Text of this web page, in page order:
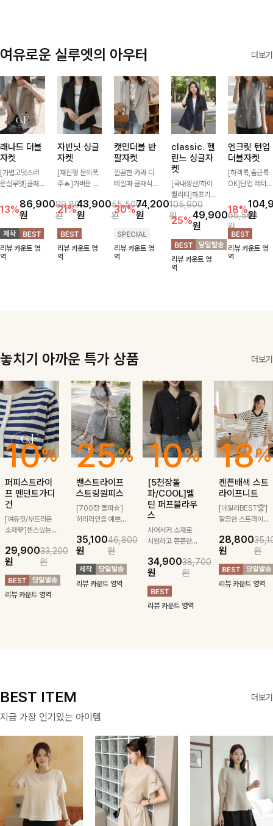
여유로운 실루엣의 아우터 더보기
래나드 더블
자켓
[가볍고멋스러
운실루엣]클래
하게 걸치기 좋
은 반팔 자켓-자
주 입게 될 깔끔
한 핏은 물론, 쾌
적함도 챙겨드려
요 :)
13%86,900
원
99,800
원
리뷰 카운트 영
역
자빈닛 싱글
자켓
[재진행 문의폭
주🔥]가벼운 소
기만 해도 캐주
얼한 무드를 만
들어주며 반팔
디자인으로 더운
날에도 편안하게
착용 가능한 반
21%43,900
원
55,500
원
리뷰 카운트 영
역
캣민더블 반
팔자켓
깔끔한 카라 디
테일과 클래식한
인으로 세련된
무드를 완성한
볍게 걸쳐주기만
해도 멋스럽게
스타일링돼요
30%74,200
원
105,900
원
리뷰 카운트 영
역
classic. 헬
린느 싱글자
켓
[국내생산/하이
퀄리티]하프기
장의 부담스럽지
않은 기장으로
클래식이 주는
멋!스탠다드한
핏이 멋스러운,
쾌적하면서 세련
된 무드의 썸머
25%49,900
원
66,500
원
리뷰 카운트 영
역
엔크릿 턴업
더블자켓
[하객룩,출근룩
OK]턴업 레터링
있게 완성된 썸
머 자켓, 더블버
튼 디자인으로
깔끔하고 세련된
무드가 느껴져요
🩶 가볍고 시원
18%원
리뷰 카운트 영
역
놓치기 아까운 특가 상품 더보기
10%
퍼피스트라이
프 펜던트가디
건
[여유핏/부드러운
소재💙]센스있는
귀여운 퍼피 펜던
트로 포인트를 선
사하는 니트 가디
건을 소개할게요 :)
29,900
원
33,200
원
리뷰 카운트 영역
25%
밴스트라이프
스트링원피스
[700장 돌파☆]
허리라인을 예쁘게
깔끔한 스트라이프
패턴에 링클프리!
💙플레어지는 롱한
기장감까지 완벽한
데일리 원피스:B
35,100
원
46,800
원
리뷰 카운트 영역
10%
[5천장돌
파/COOL]멜
틴 퍼프블라우
스
시어서커 소재로
시원하고 쫀쫀한
편안하게 입혀질
블라우스- 단정한
카라와 풍성한 퍼
프 소매로 여성스
러움을 더했어요 :)
34,900
원
38,700
원
리뷰 카운트 영역
18%
켄픈배색 스트
라이프니트
[데일리BEST🏆]
깔끔한 스트라이프
배색으로 멋스러운
포인트를 은은하게
더했고 브이넥 라
인과 루즈한 핏감
으로 여리여리한
28,800
원
원
리뷰 카운트 영역
BEST ITEM 더보기
지금 가장 인기있는 아이템